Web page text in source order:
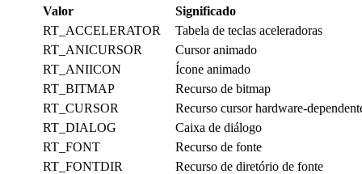
Valor
Significado
RT_ACCELERATOR
Tabela de teclas aceleradoras
RT_ANICURSOR
Cursor animado
RT_ANIICON
Ícone animado
RT_BITMAP
Recurso de bitmap
RT_CURSOR
Recurso cursor hardware-
RT_DIALOG
Caixa de diálogo
RT_FONT
Recurso de fonte
RT_FONTDIR
Recurso de diretório de fonte